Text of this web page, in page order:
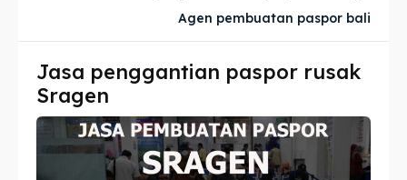
Imta
Legalisir
Imta
Legalisir
Agen pembuatan paspor bali
Jasa penggantian paspor rusak
Sragen